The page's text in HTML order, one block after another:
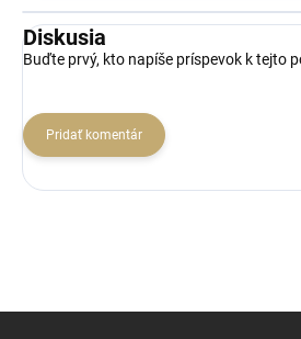
Diskusia
Buďte prvý, kto napíše príspevok k tejto
Pridať komentár